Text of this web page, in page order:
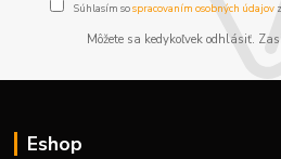
Súhlasím sospracovaním osobných údajov
Môžete sa kedykoľvek odhlásiť.
Eshop